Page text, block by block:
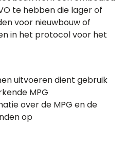
te hebben die lager of
voor nieuwbouw of
in het protocol voor het
uitvoeren dient gebruik
MPG
over de MPG en de
op